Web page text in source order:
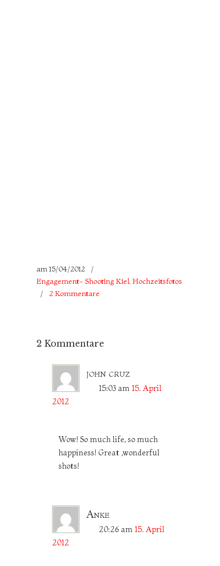
am 15/04/2012
/
Engagement- Shooting Kiel, Hochzeitsfotos
/ 2 Kommentare
2 Kommentare
john cruz
15:03 am 15. April
2012
Wow! So much life, so much
happiness! Great ,wonderful
shots!
Anke
20:26 am 15. April
2012